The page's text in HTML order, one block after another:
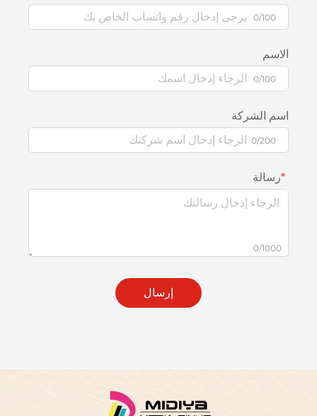
0/100
الاسم
0/100
اسم الشركة
0/200
رسالة
0/1000
إرسال